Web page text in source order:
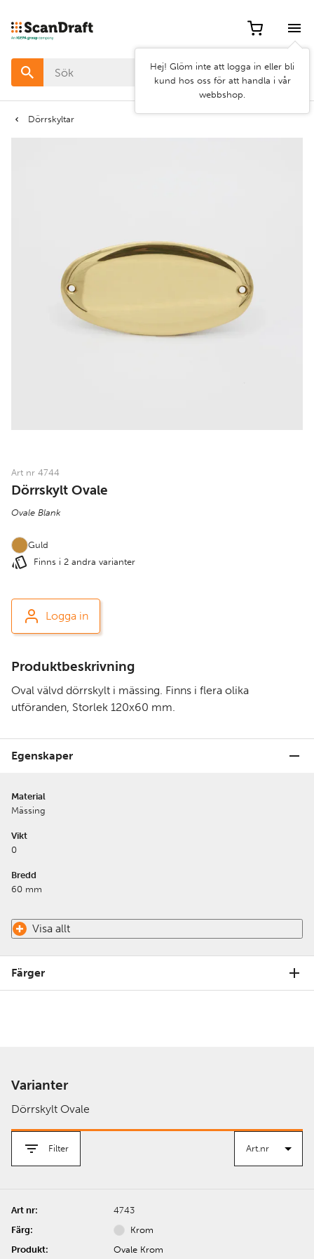
Hej! Glöm inte att logga in eller bli
kund hos oss för att handla i vår
webbshop.
Dörrskyltar
Art nr 4744
Dörrskylt Ovale
Ovale Blank
Guld
Finns i 2 andra varianter
Logga in
Produktbeskrivning
Oval välvd dörrskylt i mässing. Finns i flera olika
utföranden, Storlek 120x60 mm.
Egenskaper
Material
Mässing
Vikt
0
Bredd
60 mm
Visa allt
Färger
Varianter
Dörrskylt Ovale
Filter
Filter
Färg
4743
Krom
Ovale Krom